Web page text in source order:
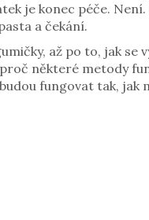
je konec péče.
a čekání.
až po to, jak se
některé metody
fungovat tak, jak